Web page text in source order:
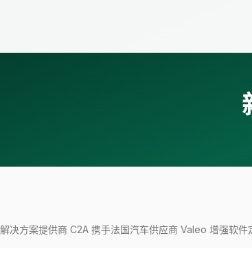
决方案提供商 C2A 携手法国汽车供应商 Valeo 增强软件